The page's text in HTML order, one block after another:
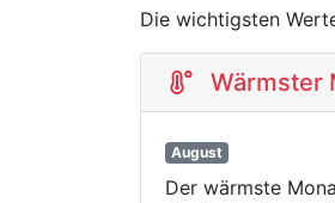
Die wichtigsten
Wärmster
August
Der wärmste